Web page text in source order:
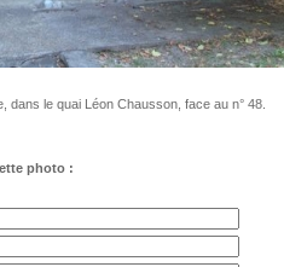
dans le quai Léon Chausson, face au n° 48.
photo :